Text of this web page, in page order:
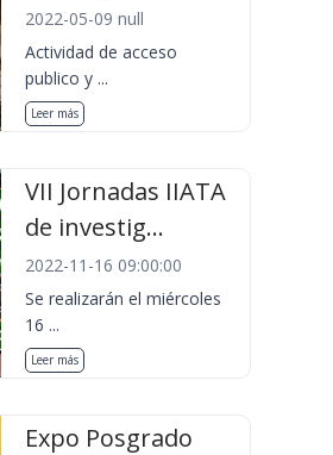
2022-05-09 null
Actividad de acceso
publico y ...
Leer más
VII Jornadas IIATA
de investig...
2022-11-16 09:00:00
Se realizarán el miércoles
16 ...
Leer más
Expo Posgrado